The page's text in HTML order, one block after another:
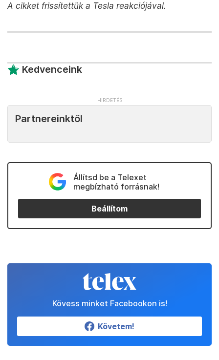
A cikket frissítettük a Tesla reakciójával.
Kedvenceink
Partnereinktől
Állítsd be a Telexet
megbízható forrásnak!
Beállítom
Kövess minket Facebookon is!
Követem!